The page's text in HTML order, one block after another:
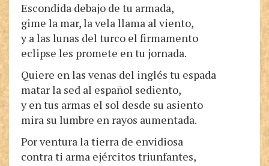
Escondida debajo de tu armada,
gime la mar, la vela llama al viento,
y a las lunas del turco el firmamento
eclipse les promete en tu jornada.
Quiere en las venas del inglés tu espada
matar la sed al español sediento,
y en tus armas el sol desde su asiento
mira su lumbre en rayos aumentada.
Por ventura la tierra de envidiosa
contra ti arma ejércitos triunfantes,